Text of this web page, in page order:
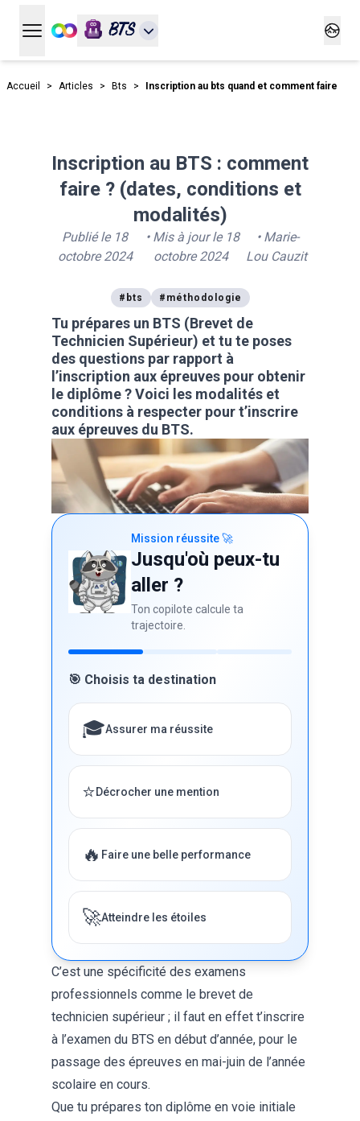
Ouvrir le menu principal
BTS
Accueil > Articles > Bts > Inscription au bts quand et comment faire
Inscription au BTS : comment
faire ? (dates, conditions et
modalités)
Publié le 18
octobre 2024
• Mis à jour le 18
octobre 2024
• Marie-
Lou Cauzit
# bts # méthodologie
Tu prépares un BTS (Brevet de
Technicien Supérieur) et tu te poses
des questions par rapport à
l’inscription aux épreuves pour obtenir
le diplôme ? Voici les modalités et
conditions à respecter pour t’inscrire
aux épreuves du BTS.
Mission réussite 🚀
Jusqu'où peux-tu
aller ?
Ton copilote calcule ta
trajectoire.
🎯 Choisis ta destination
🎓Assurer ma réussite
⭐Décrocher une mention
🔥 Faire une belle performance
🚀Atteindre les étoiles
C’est une spécificité des examens
professionnels comme le brevet de
technicien supérieur ; il faut en effet t’inscrire
à l’examen du BTS en début d’année, pour le
passage des épreuves en mai-juin de l’année
scolaire en cours.
Que tu prépares ton diplôme en voie initiale